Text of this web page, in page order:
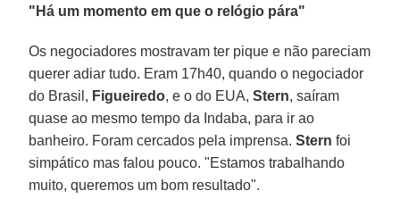
"Há um momento em que o relógio pára"
Os negociadores mostravam ter pique e não pareciam
querer adiar tudo. Eram 17h40, quando o negociador
do Brasil, Figueiredo, e o do EUA,Stern, saíram
quase ao mesmo tempo da Indaba, para ir ao
banheiro. Foram cercados pela imprensa.Sternfoi
simpático mas falou pouco. "Estamos trabalhando
muito, queremos um bom resultado".